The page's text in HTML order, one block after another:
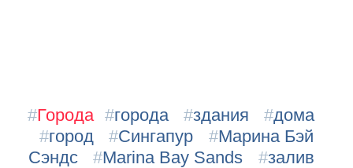
#Города #города #здания #дома
#город #Сингапур #Марина Бэй
Сэндс
#Marina Bay Sands #залив